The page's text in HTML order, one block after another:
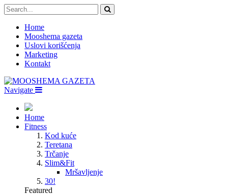
Home
Mooshema gazeta
Uslovi korišćenja
Marketing
Kontakt
Navigate
Home
Fitness
Kod kuće
Teretana
Trčanje
Slim&Fit
Mršavljenje
30!
Featured